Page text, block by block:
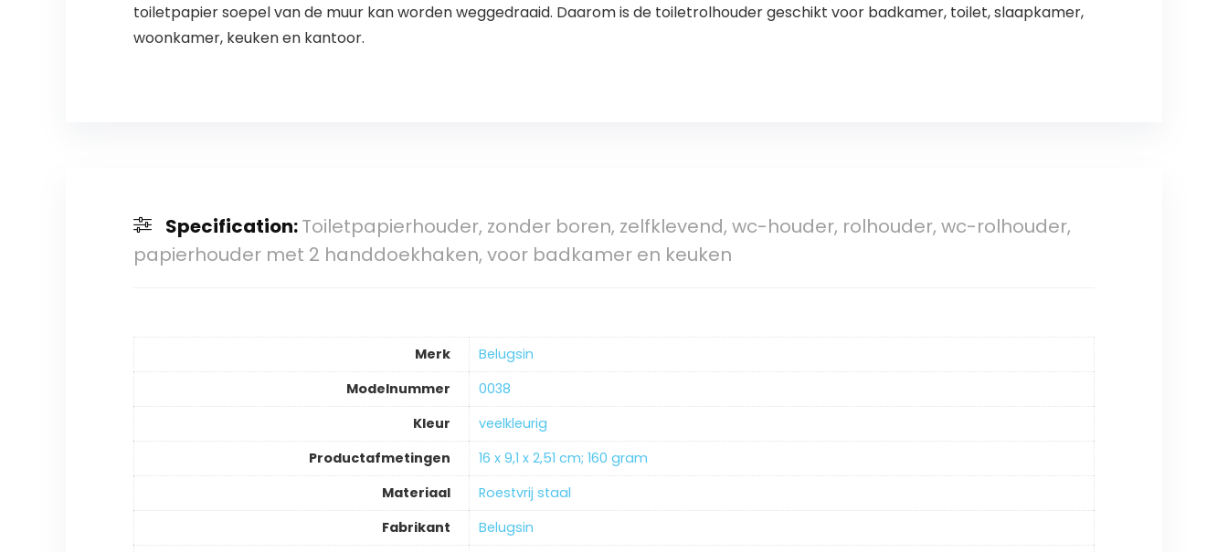
toiletpapier soepel van de muur kan worden weggedraaid. Daarom is de toiletrolhouder geschikt voor badkamer, toilet, slaapkamer,
woonkamer, keuken en kantoor.
Specification:Toiletpapierhouder, zonder boren, zelfklevend, wc-houder, rolhouder, wc-rolhouder,
papierhouder met 2 handdoekhaken, voor badkamer en keuken
Merk
‎Belugsin
Modelnummer
‎0038
Kleur
‎veelkleurig
Productafmetingen
‎16 x 9,1 x 2,51 cm; 160 gram
Materiaal
‎Roestvrij staal
Fabrikant
‎Belugsin